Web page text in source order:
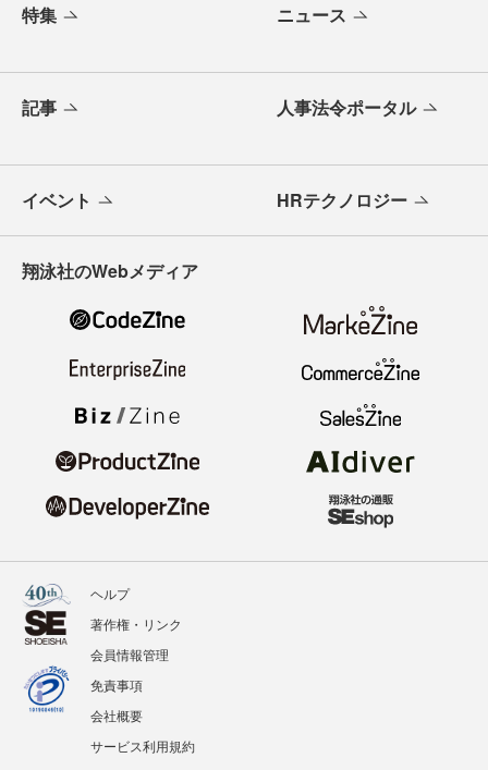
特集 ニュース
記事 人事法令ポータル
イベント HRテクノロジー
翔泳社のWebメディア
ヘルプ
著作権・リンク
会員情報管理
免責事項
会社概要
サービス利用規約